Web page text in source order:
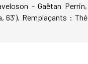
- Gaëtan
63'). Remplaçants :